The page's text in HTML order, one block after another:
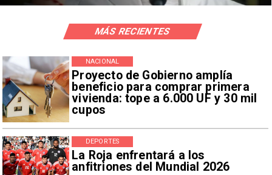
Proyecto de Gobierno amplía
beneficio para comprar primera
vivienda: tope a 6.000 UF y 30 mil
cupos
NACIONAL
La Roja enfrentará a los
anfitriones del Mundial 2026
DEPORTES
MÁS RECIENTES